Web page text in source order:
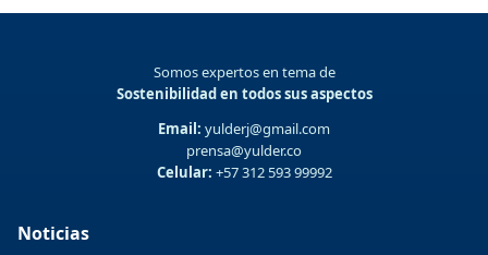
Somos expertos en tema de
Sostenibilidad en todos sus aspectos
Email: yulderj@gmail.com
prensa@yulder.co
Celular: +57 312 593 99992
Noticias